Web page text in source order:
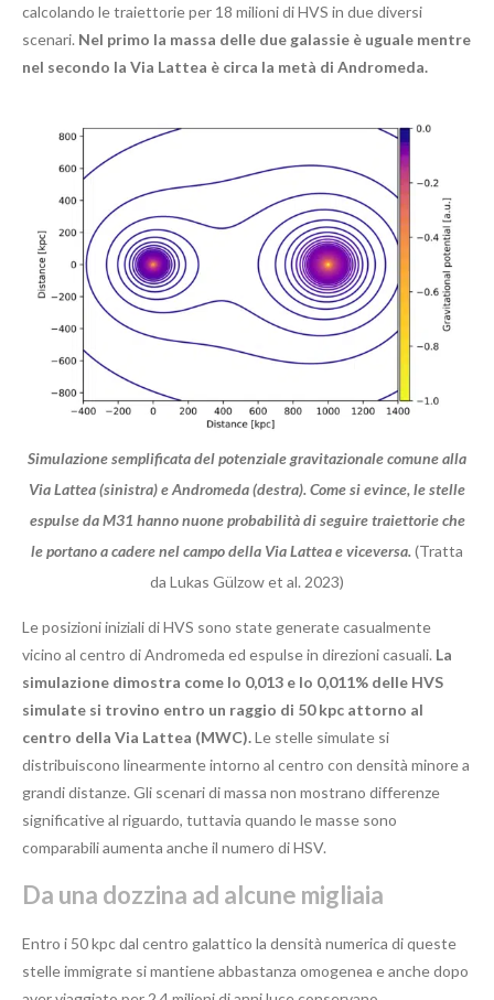
calcolando le traiettorie per 18 milioni di HVS in due diversi
scenari. Nel primo la massa delle due galassie è uguale mentre
nel secondo la Via Lattea è circa la metà di Andromeda.
Simulazione semplificata del potenziale gravitazionale comune alla
Via Lattea (sinistra) e Andromeda (destra). Come si evince, le stelle
espulse da M31 hanno nuone probabilità di seguire traiettorie che
le portano a cadere nel campo della Via Lattea e viceversa.(Tratta
da Lukas Gülzow et al. 2023)
Le posizioni iniziali di HVS sono state generate casualmente
vicino al centro di Andromeda ed espulse in direzioni casuali. La
simulazione dimostra come lo 0,013 e lo 0,011% delle HVS
simulate si trovino entro un raggio di 50 kpc attorno al
centro della Via Lattea (MWC).Le stelle simulate si
distribuiscono linearmente intorno al centro con densità minore a
grandi distanze. Gli scenari di massa non mostrano differenze
significative al riguardo, tuttavia quando le masse sono
comparabili aumenta anche il numero di HSV.
Da una dozzina ad alcune migliaia
Entro i 50 kpc dal centro galattico la densità numerica di queste
stelle immigrate si mantiene abbastanza omogenea e anche dopo